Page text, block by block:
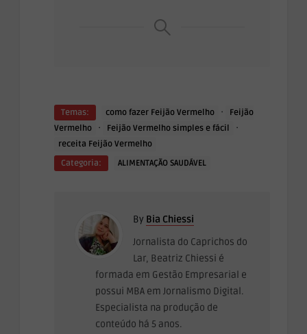
Temas: como fazer Feijão Vermelho ·
Feijão
Vermelho
· Feijão Vermelho simples e fácil ·
receita Feijão Vermelho
Categoria:
ALIMENTAÇÃO SAUDÁVEL
By Bia Chiessi
Jornalista do Caprichos do
Lar, Beatriz Chiessi é
formada em Gestão Empresarial e
possui MBA em Jornalismo Digital.
Especialista na produção de
conteúdo há 5 anos.